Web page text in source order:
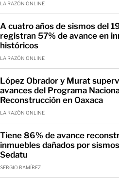
LA RAZÓN ONLINE
A cuatro años de sismos del
registran 57% de avance en
históricos
LA RAZÓN ONLINE
López Obrador y Murat
avances del Programa
Reconstrucción en Oaxaca
LA RAZÓN ONLINE
Tiene 86% de avance
inmuebles dañados por
Sedatu
SERGIO RAMÍREZ .